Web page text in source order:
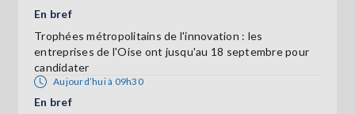
En bref
Trophées métropolitains de l'innovation : les
entreprises de l'Oise ont jusqu'au 18 septembre pour
candidater
Aujourd’hui à 09h30
En bref